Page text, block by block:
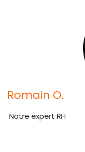
Romain O.
Notre expert RH